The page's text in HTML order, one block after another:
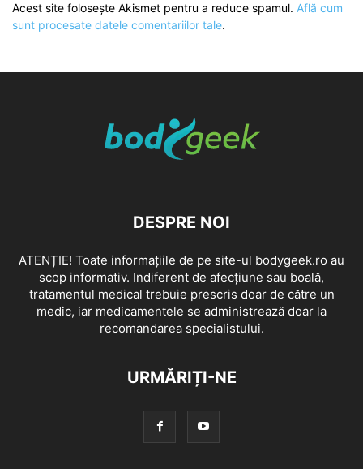
Acest site folosește Akismet pentru a reduce spamul. Află cum
sunt procesate datele comentariilor tale.
DESPRE NOI
ATENȚIE! Toate informațiile de pe site-ul bodygeek.ro au
scop informativ. Indiferent de afecțiune sau boală,
tratamentul medical trebuie prescris doar de către un
medic, iar medicamentele se administrează doar la
recomandarea specialistului.
URMĂRIȚI-NE